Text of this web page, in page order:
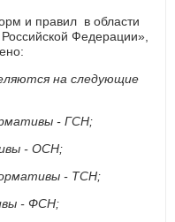
и правил в области
Федерации»,
на следующие
- ГСН;
- ОСН;
- ТСН;
- ФСН;